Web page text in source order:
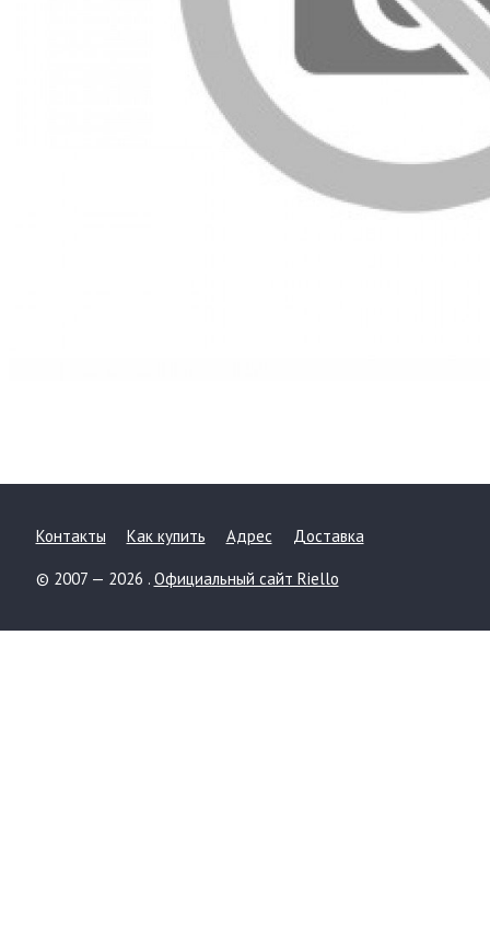
Контакты Как купить Адрес Доставка
© 2007 — 2026 . Официальный сайт Riello